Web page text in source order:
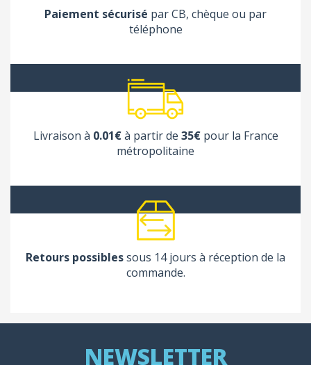
Paiement sécurisé par CB, chèque ou par
téléphone
Livraison à 0.01€à partir de 35€pour la France
métropolitaine
Retours possiblessous 14 jours à réception de la
commande.